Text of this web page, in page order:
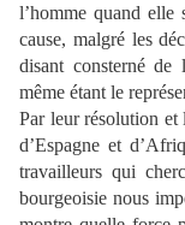
l’homme quand elle
cause, malgré les
disant consterné
même étant le
Par leur résolution et
d’Espagne et
travailleurs qui
bourgeoisie nous